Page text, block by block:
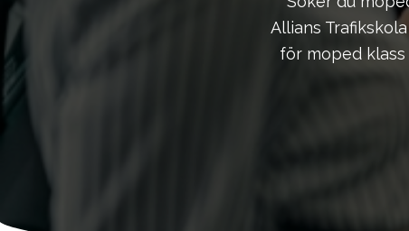
Allians
för moped